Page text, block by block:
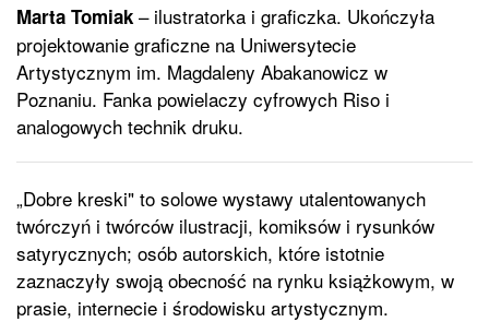
Marta Tomiak – ilustratorka i graficzka. Ukończyła
projektowanie graficzne na Uniwersytecie
Artystycznym im. Magdaleny Abakanowicz w
Poznaniu. Fanka powielaczy cyfrowych Riso i
analogowych technik druku.
„Dobre kreski" to solowe wystawy utalentowanych
twórczyń i twórców ilustracji, komiksów i rysunków
satyrycznych; osób autorskich, które istotnie
zaznaczyły swoją obecność na rynku książkowym, w
prasie, internecie i środowisku artystycznym.